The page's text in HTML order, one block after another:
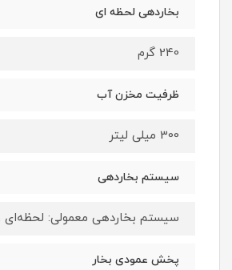
بخاردهی لحظه ای
240 گرم
ظرفیت مخزن آب
300 میلی لیتر
سیستم بخاردهی
سیستم بخاردهی معمولی: لحظه‌ای
پخش عمودی بخار